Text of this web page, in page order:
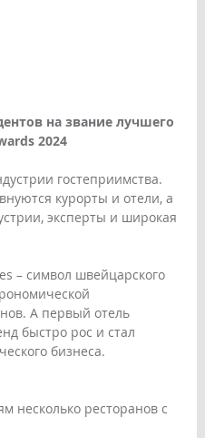
на звание лучшего
2024
гостеприимства.
курорты и отели, а
эксперты и широкая
– символ швейцарского
А первый отель
быстро рос и стал
бизнеса.
несколько ресторанов с